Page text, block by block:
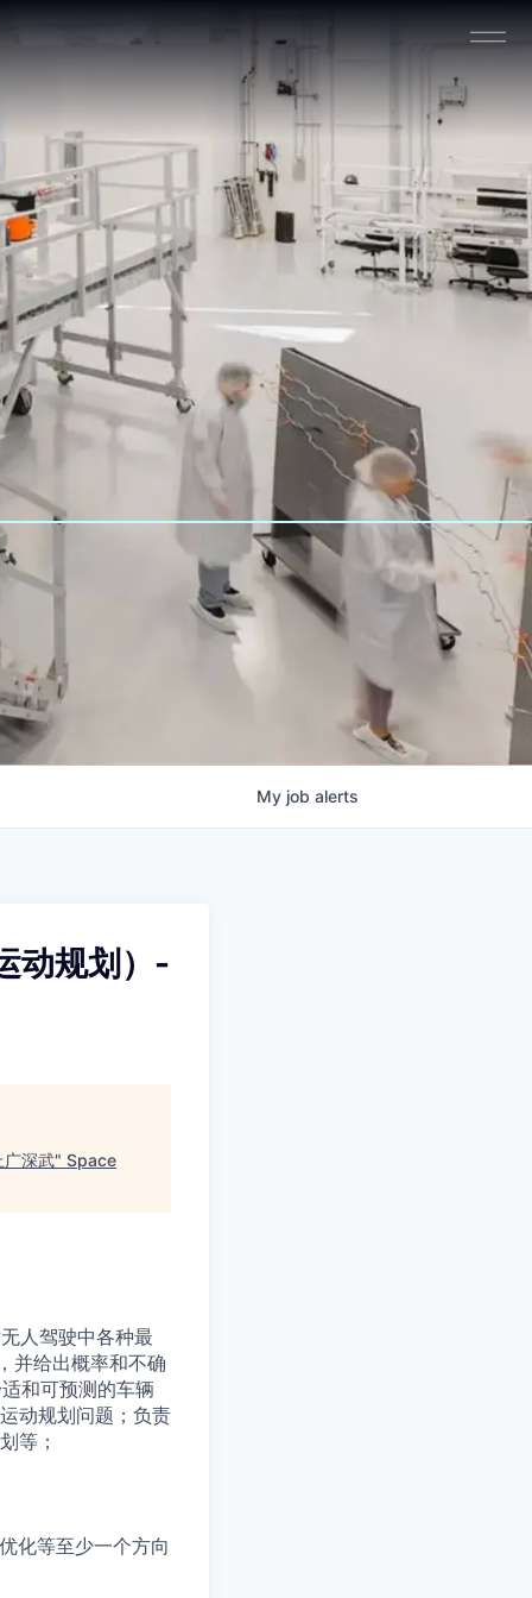
My job alerts
动规划）-
广深武" Space
人驾驶中各种最
并给出概率和不确
和可预测的车辆
动规划问题；负责
等；
化等至少一个方向